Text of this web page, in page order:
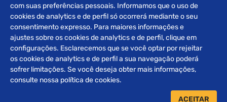
Siga nas redes
2012 © Copyright Parque dos Leilões. Desenvolvido por
com suas preferências pessoais. Informamos que o uso de
cookies de analytics e de perfil só ocorrerá mediante o seu
consentimento expresso. Para maiores informações e
ajustes sobre os cookies de analytics e de perfil, clique em
configurações. Esclarecemos que se você optar por rejeitar
os cookies de analytics e de perfil a sua navegação poderá
sofrer limitações. Se você deseja obter mais informações,
consulte nossa política de cookies.
ACEITAR